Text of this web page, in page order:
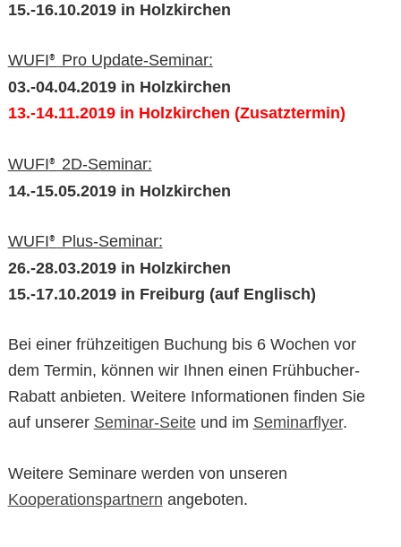
15.-16.10.2019 in Holzkirchen
WUFI® Pro Update-Seminar:
03.-04.04.2019 in Holzkirchen
13.-14.11.2019 in Holzkirchen (Zusatztermin)
WUFI® 2D-Seminar:
14.-15.05.2019 in Holzkirchen
WUFI® Plus-Seminar:
26.-28.03.2019 in Holzkirchen
15.-17.10.2019 in Freiburg (auf Englisch)
Bei einer frühzeitigen Buchung bis 6 Wochen vor
dem Termin, können wir Ihnen einen Frühbucher-
Rabatt anbieten. Weitere Informationen finden Sie
auf unserer Seminar-Seiteund im Seminarflyer.
Weitere Seminare werden von unseren
Kooperationspartnern angeboten.